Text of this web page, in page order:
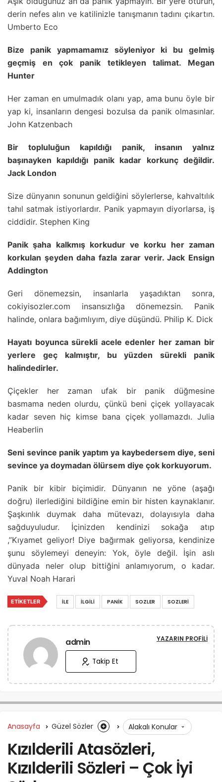
derin nefes alın ve katilinizle tanışmanın tadını çıkartın.
Umberto Eco
Bize panik yapmamamız söyleniyor ki bu gelmiş
geçmiş en çok panik tetikleyen talimat. Megan
Hunter
Her zaman en umulmadık olanı yap, ama bunu öyle bir
yap ki, insanların dengesi bozulsa da panik olmasınlar.
John Katzenbach
Bir topluluğun kapıldığı panik, insanın yalnız
başınayken kapıldığı panik kadar korkunç değildir.
Jack London
Size dünyanın sonunun geldiğini söylerlerse, kahvaltılık
tahıl satmak istiyorlardır. Panik yapmayın diyorlarsa, iş
ciddidir. Stephen King
Panik şaha kalkmış korkudur ve korku her zaman
korkulan şeyden daha fazla zarar verir. Jack Ensign
Addington
Geri dönemezsin, insanlarla yaşadıktan sonra,
cokiyisozler.com insansızlığa dönemezsin. Panik
halinde, onlara bağımlıyım, diye düşündü. Philip K. Dick
Hayatı boyunca sürekli acele edenler her zaman bir
yerlere geç kalmıştır, bu yüzden sürekli panik
halindedirler.
Çiçekler her zaman ufak bir panik düğmesine
basmama neden olurdu, çünkü beni çiçek yollayacak
kadar seven hiç kimse bana çiçek yollamazdı. Julia
Heaberlin
Seni sevince panik yaptım ya kaybedersem diye, seni
sevince ya doymadan ölürsem diye çok korkuyorum.
Panik bir kibir biçimidir. Dünyanın ne yöne (aşağı
doğru) ilerlediğini bildiğine emin bir histen kaynaklanır.
Şaşkınlık duymak daha mütevazı, dolayısıyla daha
sağduyuludur. İçinizden kendinizi sokağa atıp
,”Kıyamet geliyor! Diye bağırmak geliyorsa, kendinize
şunu söylemeyi deneyin: Yok, öyle değil. İşin aslı
dünyada neler olup bittiğini anlamıyorum, o kadar.
Yuval Noah Harari
ETIKETLER İLE İLGILI PANIK SOZLER SOZLERI
admin YAZARIN PROFILI
Takip Et
Anasayfa Güzel Sözler Alakalı Konular
Kızılderili Atasözleri,
Kızılderili Sözleri – Çok İyi